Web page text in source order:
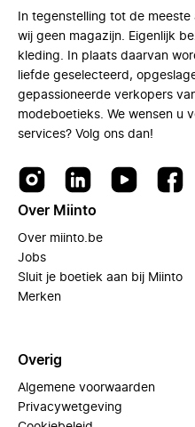
In tegenstelling tot de
wij geen magazijn. Eigenlijk
kleding. In plaats daarvan
liefde geselecteerd,
gepassioneerde verkopers
modeboetieks. We wensen u
services? Volg ons dan!
Over Miinto
Over miinto.be
Jobs
Sluit je boetiek aan bij Miinto
Merken
Overig
Algemene voorwaarden
Privacywetgeving